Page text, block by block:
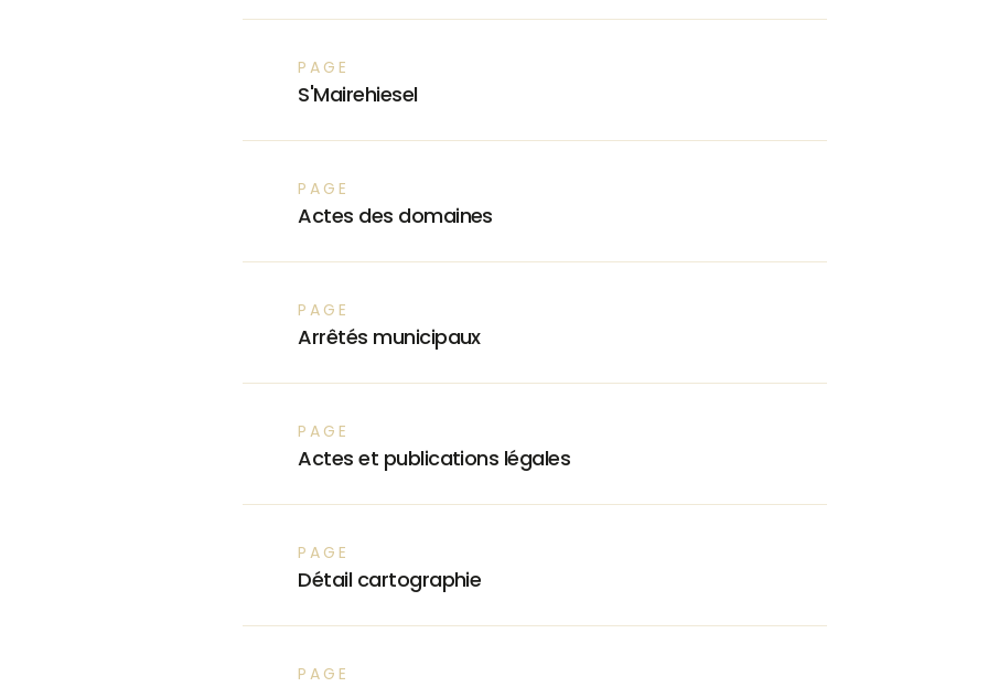
PAGE
S'Mairehiesel
PAGE
Actes des domaines
PAGE
Arrêtés municipaux
PAGE
Actes et publications légales
PAGE
Détail cartographie
PAGE